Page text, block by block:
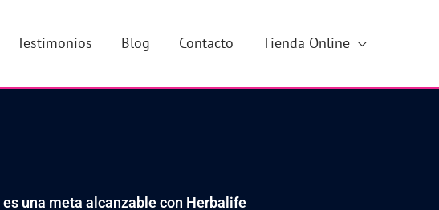
Testimonios Blog Contacto Tienda Online
una meta alcanzable con Herbalife